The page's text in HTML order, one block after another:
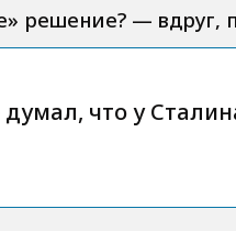
решение? — вдруг,
что у